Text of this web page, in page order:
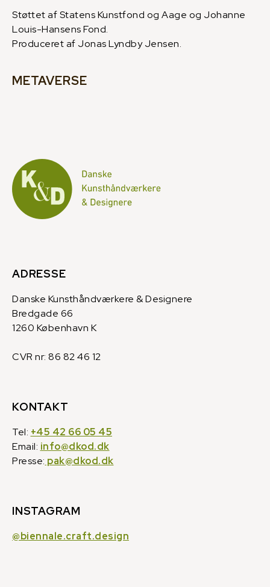
Støttet af Statens Kunstfond og Aage og Johanne
Louis-Hansens Fond.
Produceret af Jonas Lyndby Jensen.
METAVERSE
ADRESSE
Danske Kunsthåndværkere & Designere
Bredgade 66
1260 København K
CVR nr: 86 82 46 12
KONTAKT
Tel: +45 42 66 05 45
Email: info@dkod.dk
Presse: pak@dkod.dk
INSTAGRAM
@biennale.craft.design